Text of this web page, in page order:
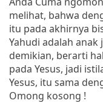
melihat, bahwa
itu pada akhirnya
Yahudi adalah
demikian, berarti
pada Yesus, jadi
Yesus, itu sama
Omong kosong !